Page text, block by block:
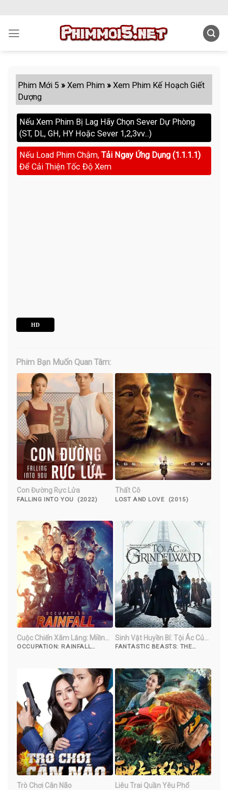
content
Phim Mới 5 »Xem Phim »Xem Phim Kế Hoạch Giết
Dượng
Nếu Xem Phim Bị Lag Hãy Chọn Sever Dự Phòng
(ST, DL, GH, HY Hoặc Sever 1,2,3vv...)
Nếu Load Phim Chậm, Tải Ngay Ứng Dụng (1.1.1.1)
Để Cải Thiện Tốc Độ Xem
HD
Phim Bạn Muốn Quan Tâm:
Con Đường Rực Lửa
FALLING INTO YOU (2022)
Thất Cô
LOST AND LOVE (2015)
Cuộc Chiến Xâm Lăng: Miền
Nhiệt Đới
OCCUPATION: RAINFALL
Sinh Vật Huyền Bí: Tội Ác Của
Grindelwald
FANTASTIC BEASTS: THE
Trò Chơi Cân Não Liêu Trai Quần Yêu Phổ